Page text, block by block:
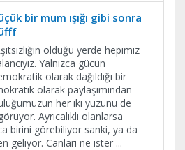
bir mum ışığı gibi sonra
olduğu yerde hepimiz
Yalnızca gücün
olarak dağıldığı bir
olarak paylaşımından
her iki yüzünü de
Ayrıcalıklı olanlarsa
birini görebiliyor sanki, ya da
geliyor. Canları ne ister ...